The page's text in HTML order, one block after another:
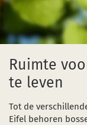
Leefruimte
Wat is een
Soortenlijst
Leefruimtes
Geologie,
Nationaal
Op eigen
Kinderen,
Nationaal
Nationaal
Nationaal
Aankomst
Bus, trein
GästeCard
Infotheek
Interactieve
Downloads
FAQ
Ongevallen
Ruimte
te leven
Tot de
Eifel behoren